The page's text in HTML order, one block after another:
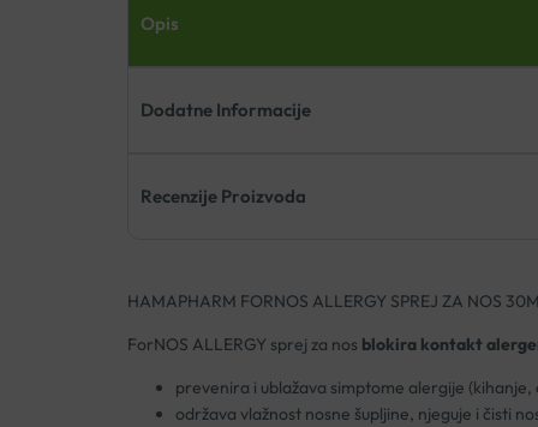
Opis
Dodatne Informacije
Recenzije Proizvoda
HAMAPHARM FORNOS ALLERGY SPREJ ZA NOS
ForNOS ALLERGY sprej za nos blokira kontakt
prevenira i ublažava simptome alergije (kihanje,
održava vlažnost nosne šupljine, njeguje i čisti